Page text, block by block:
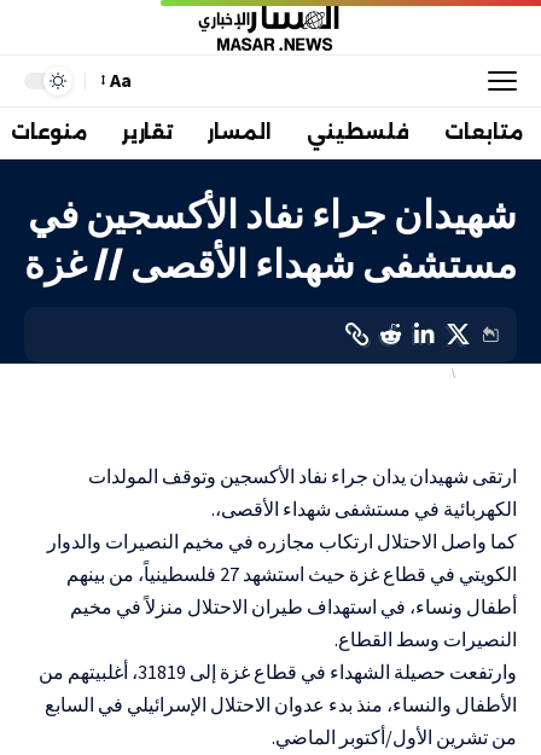
Aa
متابعات فلسطيني المسار تقارير منوعات
شهيدان جراء نفاد الأكسجين في
مستشفى شهداء الأقصى // غزة
فلسطينيصحة
ارتقى شهيدان يدان جراء نفاد الأكسجين وتوقف المولدات
الكهربائية في مستشفى شهداء الأقصى،.
كما واصل الاحتلال ارتكاب مجازره في مخيم النصيرات والدوار
الكويتي في قطاع غزة حيث استشهد 27 فلسطينياً، من بينهم
أطفال ونساء، في استهداف طيران الاحتلال منزلاً في مخيم
النصيرات وسط القطاع.
وارتفعت حصيلة الشهداء في قطاع غزة إلى 31819، أغلبيتهم من
الأطفال والنساء، منذ بدء عدوان الاحتلال الإسرائيلي في السابع
من تشرين الأول/أكتوبر الماضي.